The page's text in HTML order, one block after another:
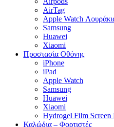
AirTag
Apple Watch
Samsung
Huawei
Xiaomi
Προστασία Οθόνης
iPhone
iPad
Apple Watch
Samsung
Huawei
Xiaomi
Hydrogel Film Screen
Καλώδια – Φορτιστές